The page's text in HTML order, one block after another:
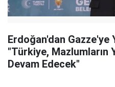
Erdoğan'dan Gazze'ye
"Türkiye, Mazlumların
Devam Edecek"